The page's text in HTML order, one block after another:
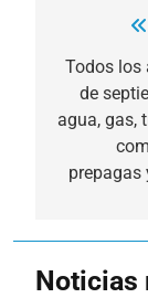
de
Todos los
de
agua, gas,
prepagas
Noticias